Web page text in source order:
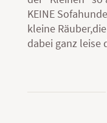
KEINE
kleine
dabei ganz leise